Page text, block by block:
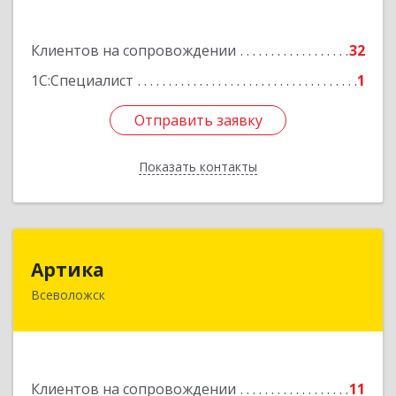
Клиентов на сопровождении
32
1С:Специалист
1
Отправить заявку
Показать контакты
Подробнее
Отправить заявку
Назад
Артика
Всеволожск
Клиентов на сопровождении 11
188645, Ленинградская обл, Всеволожск г,